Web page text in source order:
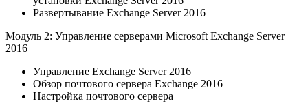
Развертывание Exchange Server 2016
Модуль 2: Управление серверами Microsoft Exchange Server
2016
Управление Exchange Server 2016
Обзор почтового сервера Exchange 2016
Настройка почтового сервера